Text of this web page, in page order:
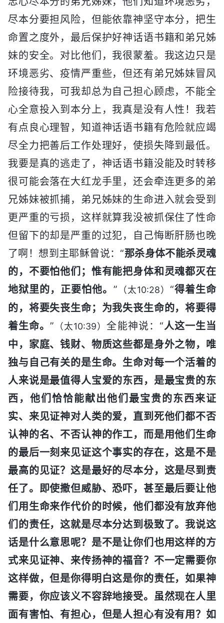
尽本分要担风险，但能依靠神坚守本分，把生
命置之度外，最后保护好神话语书籍和弟兄姊
妹的安全。对比他们，我很蒙羞。我这边只是
环境恶劣、疫情严重些，但还有弟兄姊妹冒风
险接待我，可我却总为自己担心顾虑，不能全
心全意投入到本分上，我真是没有人性！我若
有点良心理智，知道神话语书籍有危险就应竭
尽全力把善后工作处理好，使损失降到最低。
我要是真的逃走了，神话语书籍没能及时转移
很可能会落在大红龙手里，还会牵连更多的弟
兄姊妹被抓捕，弟兄姊妹的生命进入就会受到
更严重的亏损，这样就算我没被抓保住了性命
但留下的却是严重的过犯，自己悔断肝肠也晚
了啊！想到主耶稣曾说：“那杀身体不能杀灵魂
的，不要怕他们；惟有能把身体和灵魂都灭在
地狱里的，正要怕他。 ” （太10:28） “得着生命
的，将要失丧生命；为我失丧生命的，将要得
着生命。” （太10:39）全能神说：“人这一生当
中，家庭、钱财、物质这些都是身外之物，唯
独与自己有关的是生命。生命对每一个活着的
人来说是最值得人宝爱的东西，是最宝贵的东
西，他们恰恰能献出他们最宝贵的东西来证
实、来见证神对人类的爱，直到死他们都不否
认神的名、不否认神的作工，而是用他们生命
的最后一刻来见证这个事实的存在，这是不是
最高的见证？这是最好的尽本分，这是尽到责
任了。即使撒但威胁、恐吓，甚至最后要让他
们用生命来作代价的时候，他们都没有放弃他
们的责任，这就是尽本分达到极致了。我说这
话是什么意思呢？是不是让你们也用这样的方
式来见证神、来传扬神的福音？不一定需要你
这样做，但是你得明白这是你的责任，如果神
需要，你应该义不容辞地接受。虽然现在人里
面有害怕、有担心，但是人担心有没有用？如